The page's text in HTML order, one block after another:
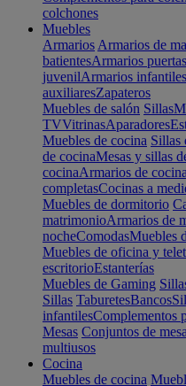
colchones
Muebles
Armarios Armarios de
batientesArmarios
juvenilArmarios infantiles
auxiliaresZapateros
Muebles de salón Sillas
TVVitrinasAparadores
Muebles de cocina Sillas
de cocinaMesas y sillas
cocinaArmarios de cocina
completasCocinas a
Muebles de dormitorio
matrimonioArmarios de
nocheComodasMuebles
Muebles de oficina y
escritorioEstanterías
Muebles de Gaming
Sillas TaburetesBancos
infantilesComplementos
Mesas Conjuntos de
multiusos
Cocina
Muebles de cocina